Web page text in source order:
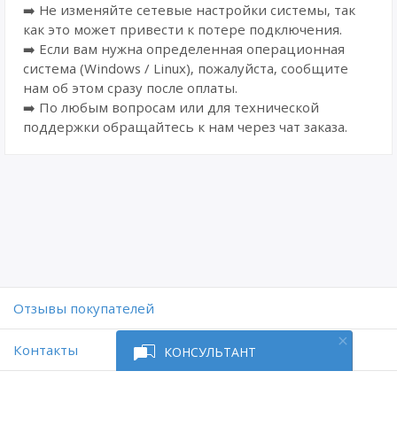
КОНСУЛЬТАНТ
➡️ Не изменяйте сетевые настройки системы, так
как это может привести к потере подключения.
➡️ Если вам нужна определенная операционная
система (Windows / Linux), пожалуйста, сообщите
нам об этом сразу после оплаты.
➡️ По любым вопросам или для технической
поддержки обращайтесь к нам через чат заказа.
Отзывы покупателей
Контакты